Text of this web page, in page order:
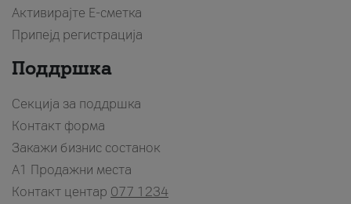
Активирајте Е-сметка
Припејд регистрација
Поддршка
Секција за поддршка
Контакт форма
Закажи бизнис состанок
A1 Продажни места
Контакт центар 077 1234